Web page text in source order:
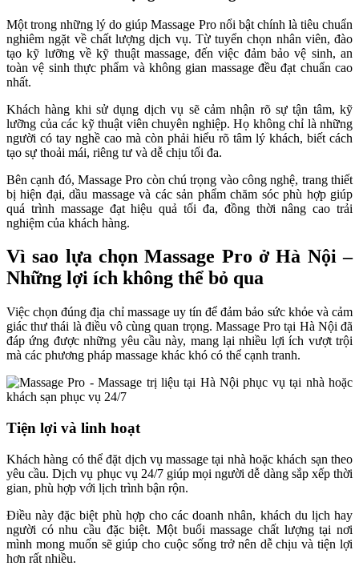
Một trong những lý do giúp Massage Pro nổi bật chính là tiêu chuẩn
nghiêm ngặt về chất lượng dịch vụ. Từ tuyển chọn nhân viên, đào
tạo kỹ lưỡng về kỹ thuật massage, đến việc đảm bảo vệ sinh, an
toàn vệ sinh thực phẩm và không gian massage đều đạt chuẩn cao
nhất.
Khách hàng khi sử dụng dịch vụ sẽ cảm nhận rõ sự tận tâm, kỹ
lưỡng của các kỹ thuật viên chuyên nghiệp. Họ không chỉ là những
người có tay nghề cao mà còn phải hiểu rõ tâm lý khách, biết cách
tạo sự thoải mái, riêng tư và dễ chịu tối đa.
Bên cạnh đó, Massage Pro còn chú trọng vào công nghệ, trang thiết
bị hiện đại, dầu massage và các sản phẩm chăm sóc phù hợp giúp
quá trình massage đạt hiệu quả tối đa, đồng thời nâng cao trải
nghiệm của khách hàng.
Vì sao lựa chọn Massage Pro ở Hà Nội –
Những lợi ích không thể bỏ qua
Việc chọn đúng địa chỉ massage uy tín để đảm bảo sức khỏe và cảm
giác thư thái là điều vô cùng quan trọng. Massage Pro tại Hà Nội đã
đáp ứng được những yêu cầu này, mang lại nhiều lợi ích vượt trội
mà các phương pháp massage khác khó có thể cạnh tranh.
Tiện lợi và linh hoạt
Khách hàng có thể đặt dịch vụ massage tại nhà hoặc khách sạn theo
yêu cầu. Dịch vụ phục vụ 24/7 giúp mọi người dễ dàng sắp xếp thời
gian, phù hợp với lịch trình bận rộn.
Điều này đặc biệt phù hợp cho các doanh nhân, khách du lịch hay
người có nhu cầu đặc biệt. Một buổi massage chất lượng tại nơi
mình mong muốn sẽ giúp cho cuộc sống trở nên dễ chịu và tiện lợi
hơn rất nhiều.